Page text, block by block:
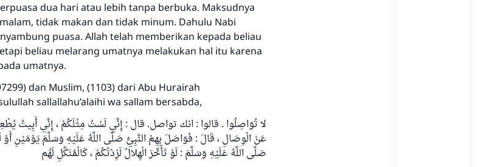
dua hari atau lebih tanpa berbuka. Maksudnya
tidak makan dan tidak minum. Dahulu Nabi
puasa. Allah telah memberikan kepada beliau
beliau melarang umatnya melakukan hal itu karena
umatnya.
dan Muslim, (1103) dari Abu Hurairah
sallallahu’alaihi wa sallam bersabda,
لا تُوَاصِلُوا . قالوا : انك تواصل. قال : إِنِّي لَسْتُ مِثْلَكُمْ ، إِنِّي أَبِيتُ
عَنْ الْوِصَالِ ، قَالَ : فَوَاصَلَ بِهِمْ النَّبِيُّ صَلَّى اللَّهُ عَلَيْهِ وَسَلَّمَ يَوْمَيْنِ أَوْ
صَلَّى اللَّهُ عَلَيْهِ وَسَلَّمَ : لَوْ تَأَخَّرَ الْهِلالُ لَزِدْتُكُمْ ، كَالْمُنَكِّلِ لَهُم
no. 110845 menyelamatkan
pernikahan.